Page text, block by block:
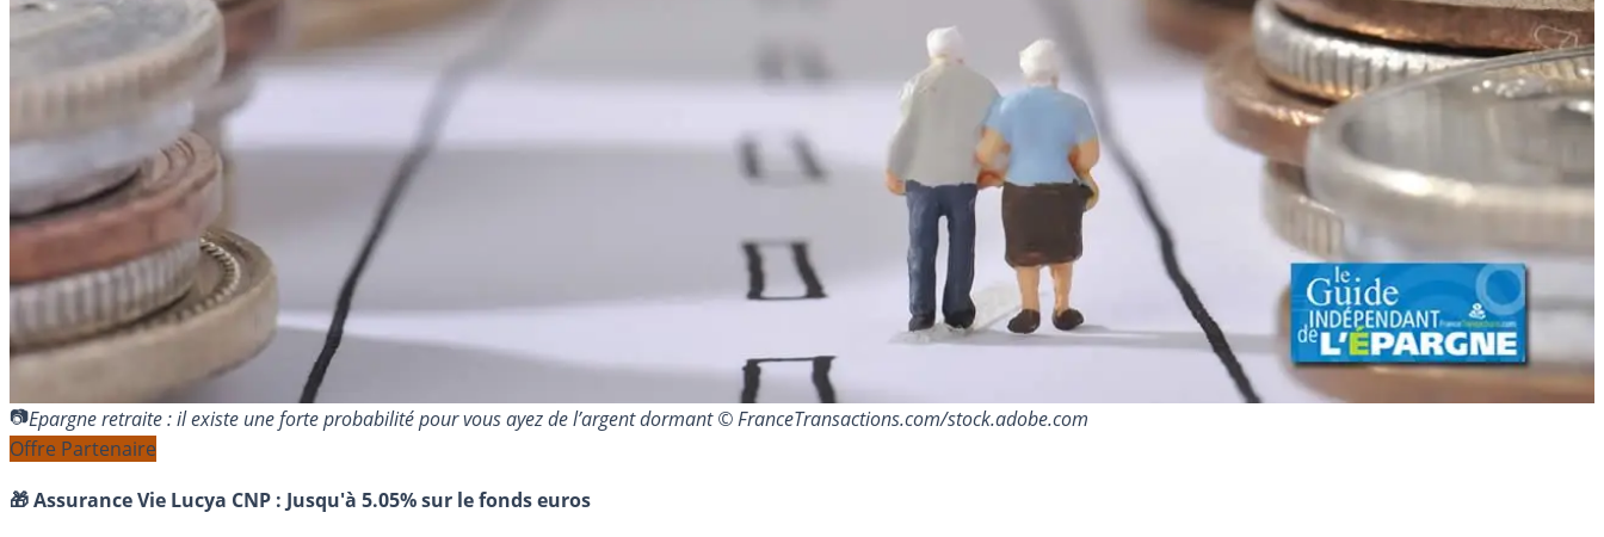
Epargne retraite : il existe une forte probabilité pour vous ayez de l’argent dormant © FranceTransactions.com/stock.adobe.com
Offre Partenaire
🎁 Assurance Vie Lucya CNP : Jusqu'à 5.05% sur le fonds euros